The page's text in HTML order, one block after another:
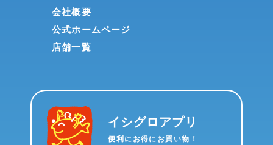
会社概要
公式ホームページ
店舗一覧
イシグロアプリ
便利にお得にお買い物！